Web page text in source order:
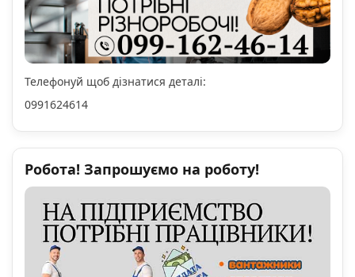
Телефонуй щоб дізнатися деталі:
0991624614
Робота! Запрошуємо на роботу!